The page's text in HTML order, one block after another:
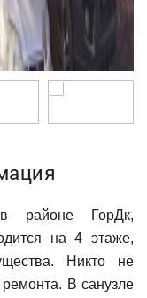
районе ГорДк,
на 4 этаже,
Никто не
ремонта. В санузле